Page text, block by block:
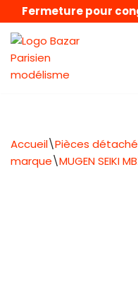
Aller
au
contenu
Fermeture pour
Accueil\Pièces
marque\MUGEN SEIKI